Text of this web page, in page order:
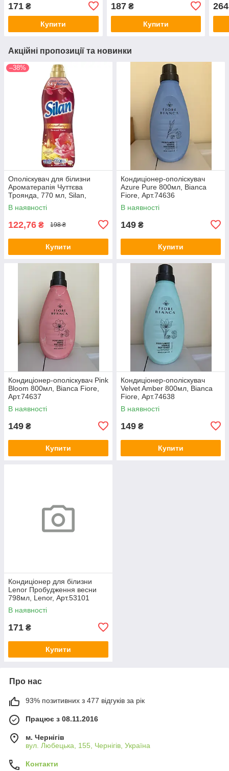
171 ₴
Купити
187₴
Купити
264
Акційні пропозиції та новинки
–38%
Ополіскувач для білизни
Ароматерапія Чуттєва
Троянда, 770 мл, Silan,
Арт.56510
В наявності
122,76 ₴ 198 ₴
Купити
Кондиціонер-ополіскувач
Azure Pure 800мл, Bianca
Fiore, Арт.74636
В наявності
149 ₴
Купити
Кондиціонер-ополіскувач Pink
Bloom 800мл, Bianca Fiore,
Арт.74637
В наявності
149 ₴
Купити
Кондиціонер-ополіскувач
Velvet Amber 800мл, Bianca
Fiore, Арт.74638
В наявності
149 ₴
Купити
Кондиціонер для білизни
Lenor Пробудження весни
798мл, Lenor, Арт.53101
В наявності
171 ₴
Купити
Про нас
93% позитивних з 477 відгуків за рік
Працює з 08.11.2016
м. Чернігів
вул. Любецька, 155, Чернігів, Україна
Контакти